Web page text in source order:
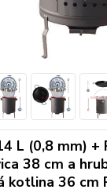
L (0,8 mm) +
38 cm a
kotlina 36 cm